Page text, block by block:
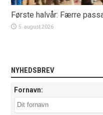
Første halvår: Færre
5. august 2026
NYHEDSBREV
Fornavn: